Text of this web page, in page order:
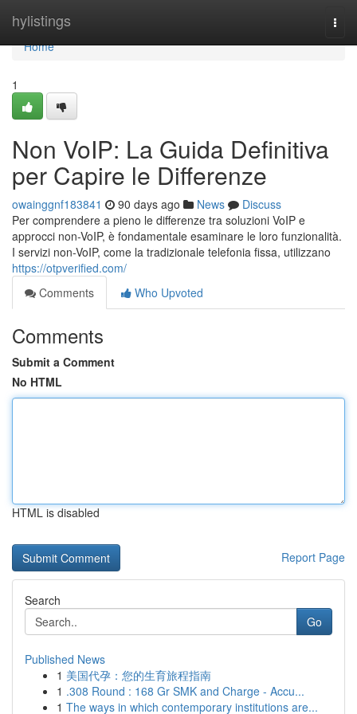
hylistings
Home
Home
1
Non VoIP: La Guida Definitiva
per Capire le Differenze
owainggnf183841 90 days ago News
Discuss
Per comprendere a pieno le differenze tra soluzioni VoIP e
approcci non-VoIP, è fondamentale esaminare le loro funzionalità.
I servizi non-VoIP, come la tradizionale telefonia fissa, utilizzano
https://otpverified.com/
Comments
Who Upvoted
Comments
Submit a Comment
No HTML
HTML is disabled
Report Page
Search
Go
Published News
1 美国代孕：您的生育旅程指南
1 .308 Round : 168 Gr SMK and Charge - Accu...
1 The ways in which contemporary institutions are...